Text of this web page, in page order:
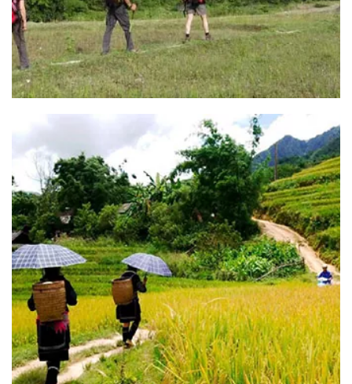
Croisière 2 jours Bai Tu Long
Résumé du circuit : Croisière 2 jours baie de Bai Tu Long
DESTINATION : Hanoi - Halong - Hon Gai - [...]
READ MORE